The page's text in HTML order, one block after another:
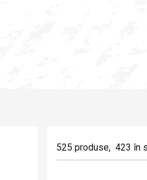
525 produse, 423 în